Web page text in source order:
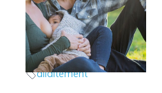
7 – Allaitement: La
reprise du travail
Allaitement
allaitement